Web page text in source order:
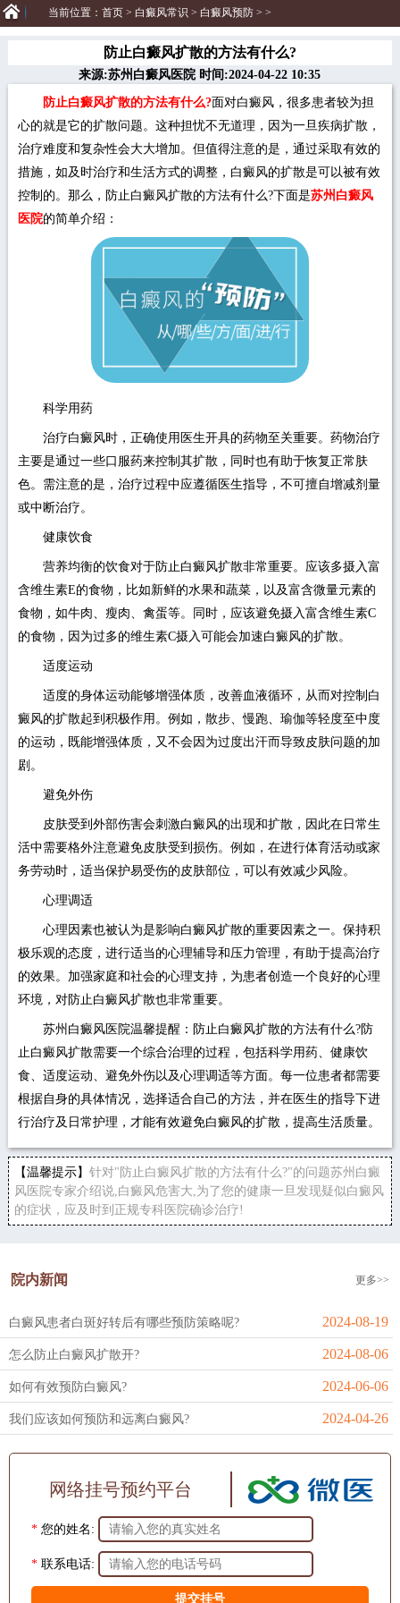
当前位置： 首页> 白癜风常识 > 白癜风预防> >
防止白癜风扩散的方法有什么?
来源:苏州白癜风医院 时间:2024-04-22 10:35
防止白癜风扩散的方法有什么?面对白癜风，很多患者较为担
心的就是它的扩散问题。这种担忧不无道理，因为一旦疾病扩散，
治疗难度和复杂性会大大增加。但值得注意的是，通过采取有效的
措施，如及时治疗和生活方式的调整，白癜风的扩散是可以被有效
控制的。那么，防止白癜风扩散的方法有什么?下面是苏州白癜风
医院的简单介绍：
科学用药
治疗白癜风时，正确使用医生开具的药物至关重要。药物治疗
主要是通过一些口服药来控制其扩散，同时也有助于恢复正常肤
色。需注意的是，治疗过程中应遵循医生指导，不可擅自增减剂量
或中断治疗。
健康饮食
营养均衡的饮食对于防止白癜风扩散非常重要。应该多摄入富
含维生素E的食物，比如新鲜的水果和蔬菜，以及富含微量元素的
食物，如牛肉、瘦肉、禽蛋等。同时，应该避免摄入富含维生素C
的食物，因为过多的维生素C摄入可能会加速白癜风的扩散。
适度运动
适度的身体运动能够增强体质，改善血液循环，从而对控制白
癜风的扩散起到积极作用。例如，散步、慢跑、瑜伽等轻度至中度
的运动，既能增强体质，又不会因为过度出汗而导致皮肤问题的加
剧。
避免外伤
皮肤受到外部伤害会刺激白癜风的出现和扩散，因此在日常生
活中需要格外注意避免皮肤受到损伤。例如，在进行体育活动或家
务劳动时，适当保护易受伤的皮肤部位，可以有效减少风险。
心理调适
心理因素也被认为是影响白癜风扩散的重要因素之一。保持积
极乐观的态度，进行适当的心理辅导和压力管理，有助于提高治疗
的效果。加强家庭和社会的心理支持，为患者创造一个良好的心理
环境，对防止白癜风扩散也非常重要。
苏州白癜风医院温馨提醒：防止白癜风扩散的方法有什么?防
止白癜风扩散需要一个综合治理的过程，包括科学用药、健康饮
食、适度运动、避免外伤以及心理调适等方面。每一位患者都需要
根据自身的具体情况，选择适合自己的方法，并在医生的指导下进
行治疗及日常护理，才能有效避免白癜风的扩散，提高生活质量。
【温馨提示】 针对"防止白癜风扩散的方法有什么?"的问题苏州白癜
风医院专家介绍说,白癜风危害大,为了您的健康一旦发现疑似白癜风
的症状，应及时到正规专科医院确诊治疗!
院内新闻 更多>>
白癜风患者白斑好转后有哪些预防策略呢? 2024-08-19
怎么防止白癜风扩散开? 2024-08-06
如何有效预防白癜风? 2024-06-06
我们应该如何预防和远离白癜风? 2024-04-26
网络挂号预约平台
* 您的姓名:
* 联系电话: